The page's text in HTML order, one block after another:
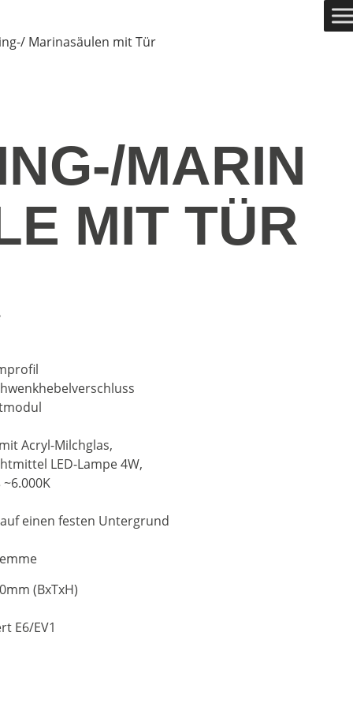
Marinasäulen mit Tür
MARIN
MIT TÜR
Acryl-Milchglas,
LED-Lampe 4W,
einen festen Untergrund
(BxTxH)
E6/EV1